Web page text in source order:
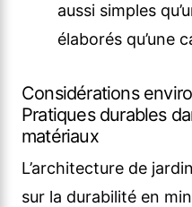
aussi simples
élaborés qu’une
Considérations
Pratiques durables
matériaux
L’architecture de
sur la durabilité en